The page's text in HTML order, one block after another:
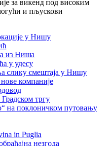
у Нишу
из Ниша
у удесу
слику смештаја у Нишу
компаније
тргу
на поклоничком путовању
in Puglia
незгода